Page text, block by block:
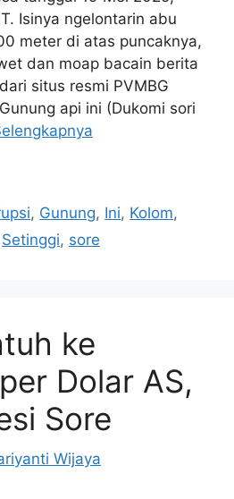
Isinya ngelontarin abu
meter di atas puncaknya,
dan moap bacain berita
situs resmi PVMBG
api ini (Dukomi sori
, Gunung, Ini, Kolom,
Setinggi, sore
ke
Dolar AS,
Sore
Wijaya